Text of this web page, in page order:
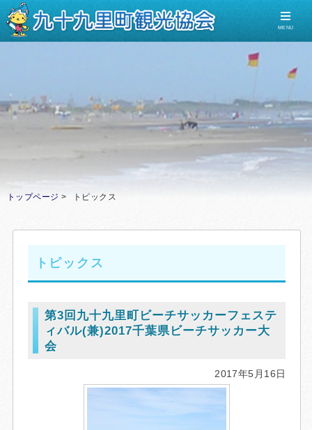
MENU
トップページ トピックス
トピックス
第3回九十九里町ビーチサッカーフェステ
ィバル(兼)2017千葉県ビーチサッカー大
会
2017年5月16日